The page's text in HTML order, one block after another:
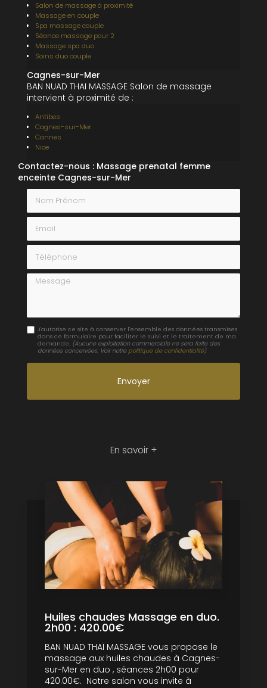
Salon de massage à proximité
Massage en couple
Spa massage couple
Séance massage pour 2
Massage spa duo
Soins duo couple
Cagnes-sur-Mer
BAN NUAD THAI MASSAGE Salon de massage
intervient à proximité de :
Antibes
Cagnes-sur-Mer
Cannes
Nice
Contactez-nous : Massage prenatal femme
enceinte Cagnes-sur-Mer
Nom Prénom
Email
Téléphone
Message
J'autorise ce site à conserver l'ensemble des données transmises
dans ce formulaire pour faciliter le suivi et le traitement de ma
demande. (Aucune exploitation commerciale ne sera faite des
données concervées. Voir notre politique de confidentialité)
En savoir +
Huiles chaudes Massage en duo.
2h00 : 420.00€
BAN NUAD THAÏ MASSAGE vous propose le
massage aux huiles chaudes à Cagnes-
sur-Mer en duo , séances 2h00 pour
420.00€. Notre salon vous invite à